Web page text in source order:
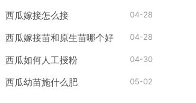
西瓜嫁接怎么接 04-28
西瓜嫁接苗和原生苗哪个好 04-28
西瓜如何人工授粉 04-30
西瓜幼苗施什么肥 05-02